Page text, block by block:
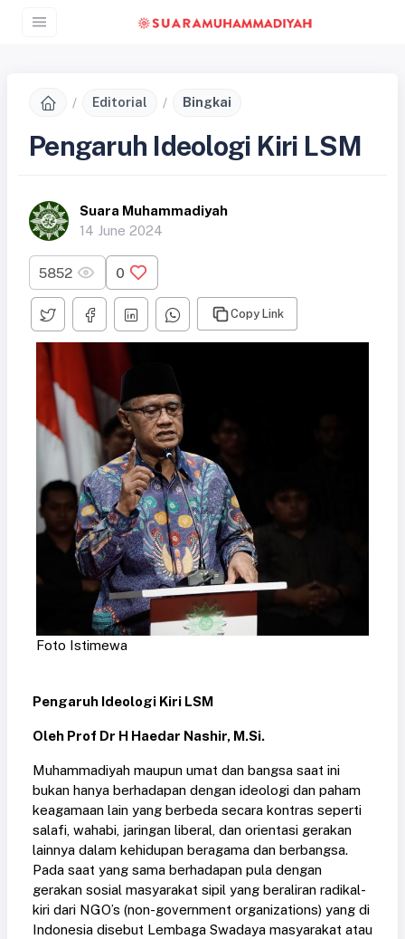
Editorial Bingkai
Pengaruh Ideologi Kiri LSM
Suara Muhammadiyah
14 June 2024
5852 0
Copy Link
Foto Istimewa
Pengaruh Ideologi Kiri LSM
Oleh Prof Dr H Haedar Nashir, M.Si.
Muhammadiyah maupun umat dan bangsa saat ini
bukan hanya berhadapan dengan ideologi dan paham
keagamaan lain yang berbeda secara kontras seperti
salafi, wahabi, jaringan liberal, dan orientasi gerakan
lainnya dalam kehidupan beragama dan berbangsa.
Pada saat yang sama berhadapan pula dengan
gerakan sosial masyarakat sipil yang beraliran radikal-
kiri dari NGO’s (non-government organizations) yang di
Indonesia disebut Lembaga Swadaya masyarakat atau